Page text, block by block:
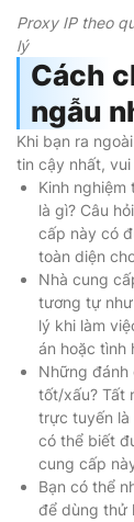
Proxy IP theo
lý
Cách
ngẫu
Khi bạn ra
tin cậy nhất,
Kinh
là gì? Câu
cấp này có
toàn diện
Nhà cung
tương tự
lý khi làm
án hoặc tình
Những đánh
tốt/xấu? Tất
trực tuyến là
có thể biết
cung cấp
Bạn có thể
để dùng thử